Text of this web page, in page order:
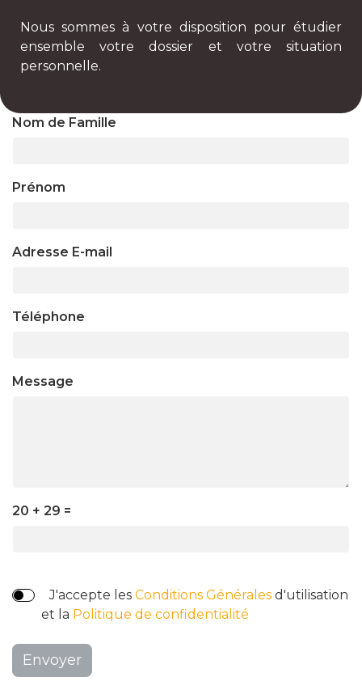
Nous sommes à votre disposition pour étudier
ensemble votre dossier et votre situation
personnelle.
Nom de Famille
Prénom
Adresse E-mail
Téléphone
Message
20 + 29 =
J'accepte les Conditions Générales d'utilisation
et la Politique de confidentialité
Envoyer